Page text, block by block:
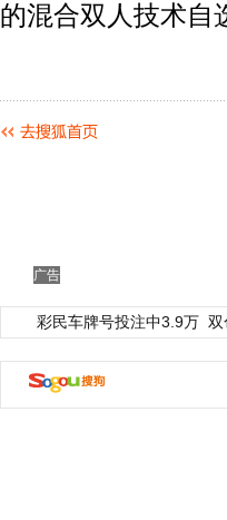
的混合双人技术自
广告
彩民车牌号投注中3.9万 双